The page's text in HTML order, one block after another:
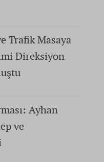
Trafik Masaya
Direksiyon
Ayhan
ve